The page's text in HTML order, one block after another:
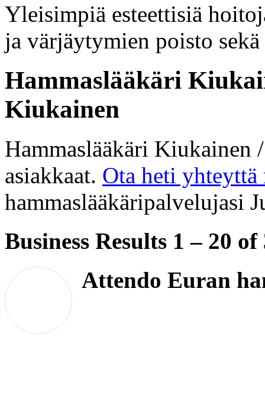
Yleisimpiä esteettisiä
ja värjäytymien poisto
Hammaslääkäri
Kiukainen
Hammaslääkäri
asiakkaat. Ota heti yhteyttä
hammaslääkäripalvelujasi
Business Results 1 – 20 of
Attendo Euran